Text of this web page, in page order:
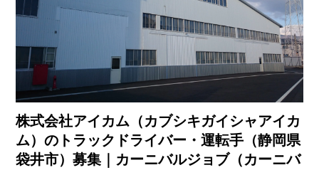
株式会社アイカム（カブシキガイシャアイカ
ム）のトラックドライバー・運転手（静岡県
袋井市）募集｜カーニバルジョブ（カーニバ